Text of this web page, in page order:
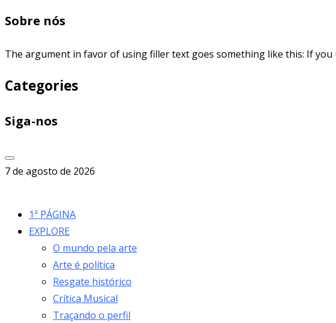
Sobre nós
The argument in favor of using filler text goes something like this: If
Categories
Siga-nos
7 de agosto de 2026
1ª PÁGINA
EXPLORE
O mundo pela arte
Arte é política
Resgate histórico
Crítica Musical
Traçando o perfil